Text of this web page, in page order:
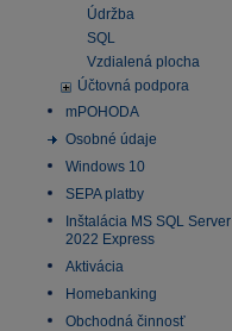
Údržba
SQL
Vzdialená plocha
Účtovná podpora
mPOHODA
Osobné údaje
Windows 10
SEPA platby
Inštalácia MS SQL Server
2022 Express
Aktivácia
Homebanking
Obchodná činnosť